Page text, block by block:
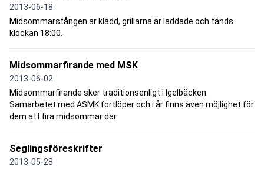
2013-06-18
Midsommarstången är klädd, grillarna är laddade och tänds
klockan 18:00.
Midsommarfirande med MSK
2013-06-02
Midsommarfirande sker traditionsenligt i Igelbäcken.
Samarbetet med ASMK fortlöper och i år finns även möjlighet för
dem att fira midsommar där.
Seglingsföreskrifter
2013-05-28